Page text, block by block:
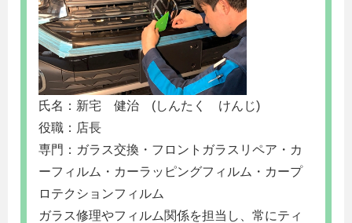
氏名：新宅 健治 (しんたく けんじ)
役職：店長
専門：ガラス交換・フロントガラスリペア・カ
ーフィルム・カーラッピングフィルム・カープ
ロテクションフィルム
ガラス修理やフィルム関係を担当し、常にティ